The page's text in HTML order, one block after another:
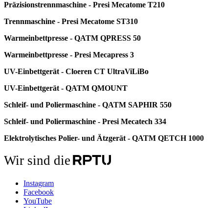
Präzisionstrennmaschine - Presi Mecatome T210
Trennmaschine - Presi Mecatome ST310
Warmeinbettpresse - QATM QPRESS 50
Warmeinbettpresse - Presi Mecapress 3
UV-Einbettgerät - Cloeren CT UltraViLiBo
UV-Einbettgerät - QATM QMOUNT
Schleif- und Poliermaschine - QATM SAPHIR 550
Schleif- und Poliermaschine - Presi Mecatech 334
Elektrolytisches Polier- und Ätzgerät - QATM QETCH 1000
Wir sind die
Instagram
Facebook
YouTube